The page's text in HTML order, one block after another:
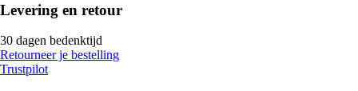
Levering en retour
30 dagen bedenktijd
Retourneer je bestelling
Trustpilot